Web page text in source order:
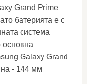
Grand Prime
батерията е с
система
основна
Galaxy Grand
- 144 мм,